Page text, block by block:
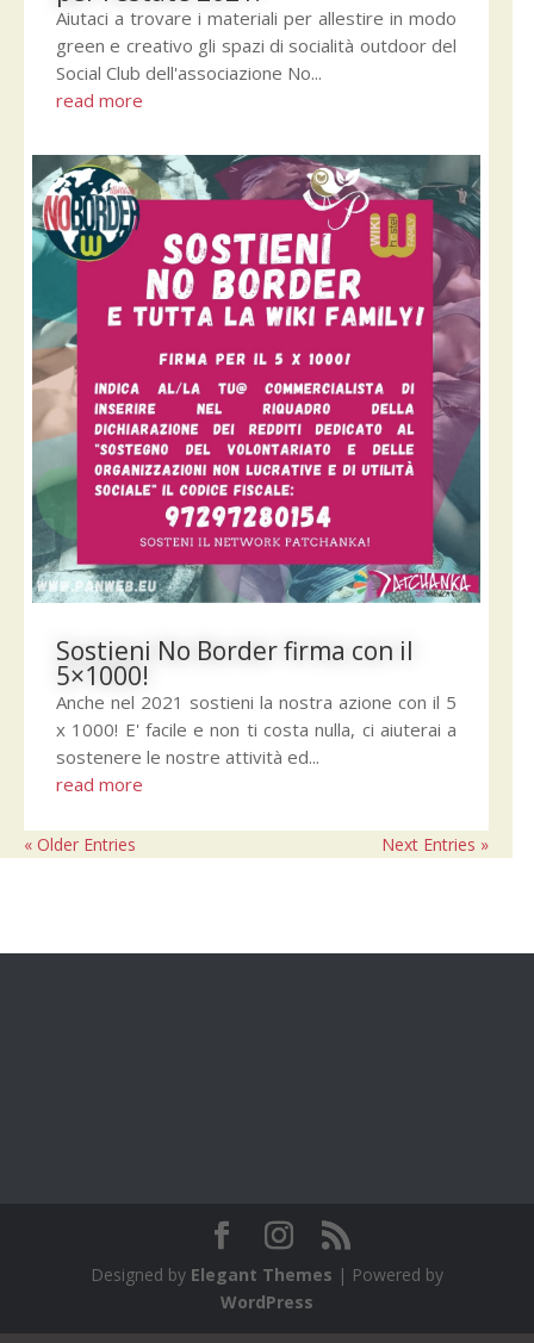
Aiutaci a trovare i materiali per allestire in modo
green e creativo gli spazi di socialità outdoor del
Social Club dell'associazione No...
read more
Sostieni No Border firma con il
5×1000!
Anche nel 2021 sostieni la nostra azione con il 5
x 1000! E' facile e non ti costa nulla, ci aiuterai a
sostenere le nostre attività ed...
read more
« Older Entries Next Entries »
Designed by Elegant Themes | Powered by
WordPress